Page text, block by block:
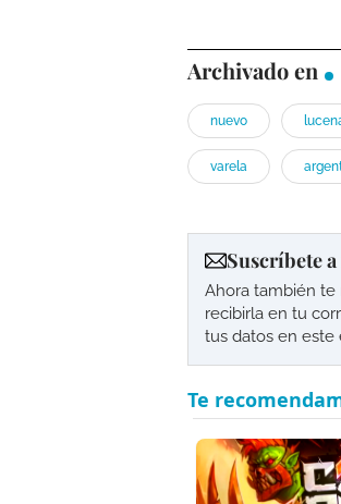
Archivado en
nuevo
varela
Suscríbete
Ahora también te
recibirla en tu
tus datos en este